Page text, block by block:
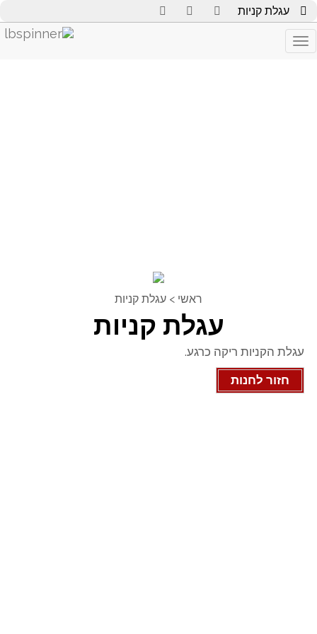
עגלת קניות
Toggle
ראשי > עגלת קניות
עגלת קניות
עגלת הקניות ריקה כרגע.
חזור לחנות